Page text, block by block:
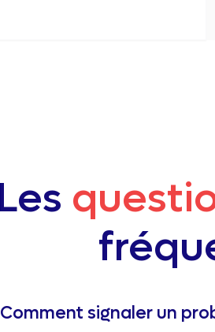
Les
Comment signaler un